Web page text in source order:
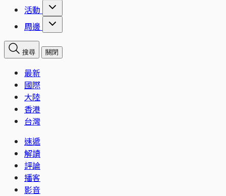
活動
周邊
搜尋 關閉
最新
國際
大陸
香港
台灣
速遞
解讀
評論
播客
影音